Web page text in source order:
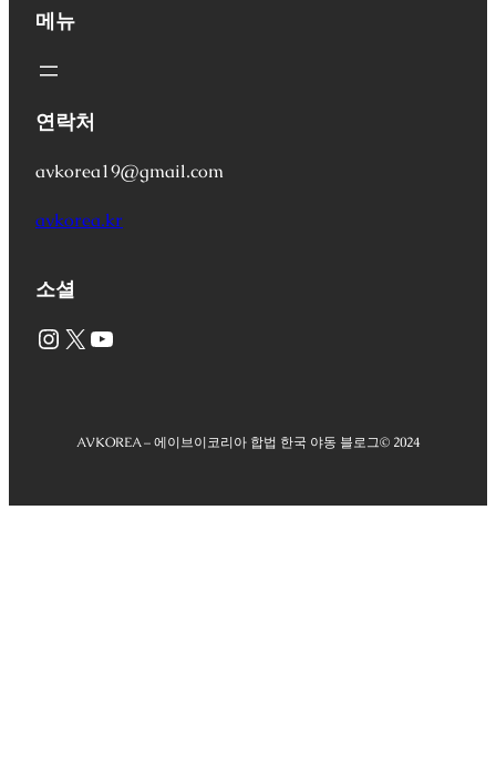
메뉴
연락처
avkorea19@gmail.com
avkorea.kr
소셜
Instagram X YouTube
AVKOREA – 에이브이코리아 합법 한국 야동 블로그© 2024